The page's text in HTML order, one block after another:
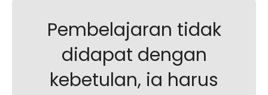
Pembelajaran tidak
didapat dengan
kebetulan, ia harus